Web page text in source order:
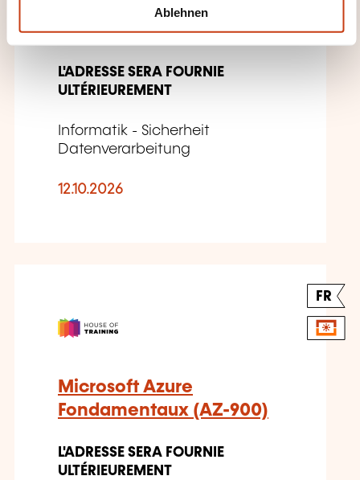
Ablehnen
Chief Information
Security Officer (CCISO)
L'ADRESSE SERA FOURNIE
ULTÉRIEUREMENT
Informatik - Sicherheit
Datenverarbeitung
12.10.2026
FR
Microsoft Azure
Fondamentaux (AZ-900)
L'ADRESSE SERA FOURNIE
ULTÉRIEUREMENT